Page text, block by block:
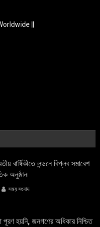
||
বার্ষিকীতে লন্ডনে বিপ্লব সমাবেশ
অনুষ্ঠান
সময় সংবাদ
পূরণ হয়নি, জনগণের অধিকার নিশ্চিত